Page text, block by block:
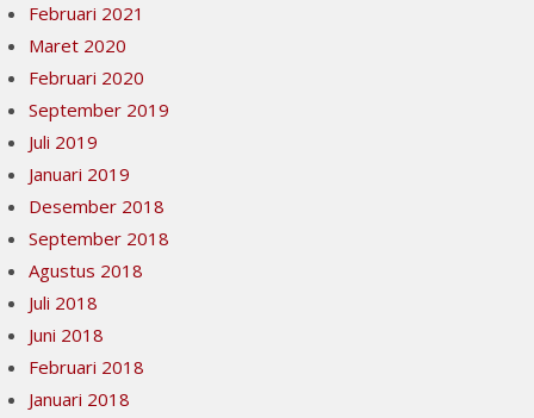
Februari 2021
Maret 2020
Februari 2020
September 2019
Juli 2019
Januari 2019
Desember 2018
September 2018
Agustus 2018
Juli 2018
Juni 2018
Februari 2018
Januari 2018